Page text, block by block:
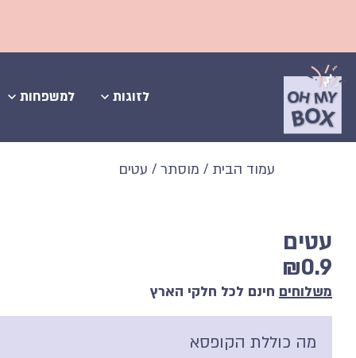
לזוגות למשפחות
עמוד הבית / מוסתר / עטים
עטים
₪0.9
משלוחים חינם לכל חלקי הארץ
מה כוללת הקופסא